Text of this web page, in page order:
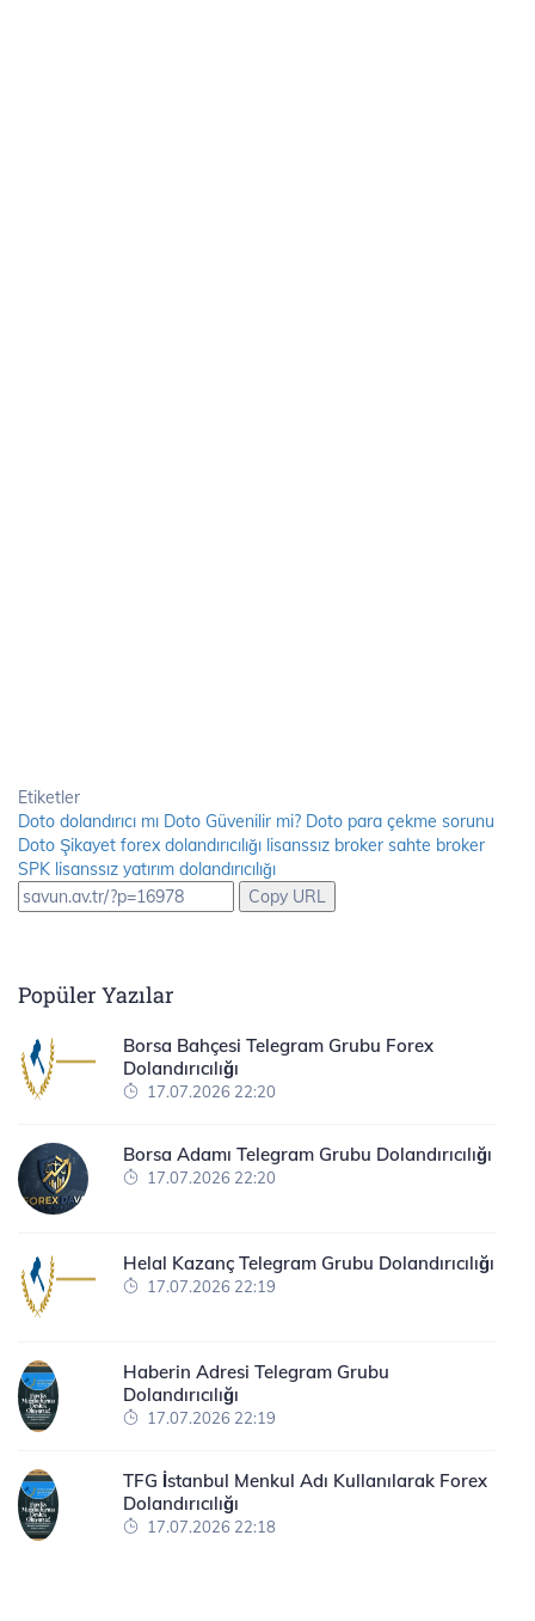
Etiketler
Doto dolandırıcı mı Doto Güvenilir mi? Doto para çekme sorunu
Doto Şikayet forex dolandırıcılığı lisanssız broker sahte broker
SPK lisanssız yatırım dolandırıcılığı
Copy URL
Popüler Yazılar
Borsa Bahçesi Telegram Grubu Forex
Dolandırıcılığı
17.07.2026 22:20
Borsa Adamı Telegram Grubu Dolandırıcılığı
17.07.2026 22:20
Helal Kazanç Telegram Grubu Dolandırıcılığı
17.07.2026 22:19
Haberin Adresi Telegram Grubu
Dolandırıcılığı
17.07.2026 22:19
TFG İstanbul Menkul Adı Kullanılarak Forex
Dolandırıcılığı
17.07.2026 22:18